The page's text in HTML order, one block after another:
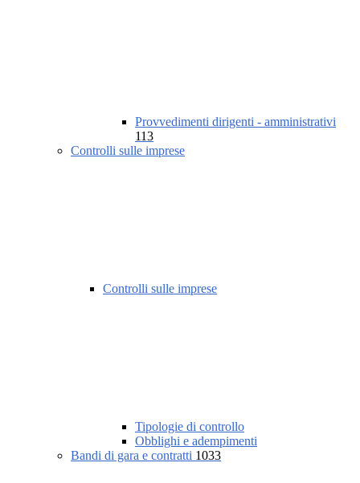
Provvedimenti dirigenti - amministrativi
113
Controlli sulle imprese
Controlli sulle imprese
Tipologie di controllo
Obblighi e adempimenti
Bandi di gara e contratti 1033